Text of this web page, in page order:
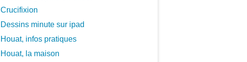
Crucifixion
Dessins minute sur ipad
Houat, infos pratiques
Houat, la maison